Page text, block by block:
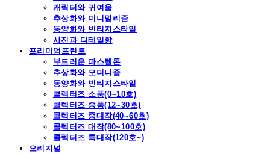
캐릭터와 귀여움
추상화와 미니멀리즘
동양화와 빈티지스타일
사진과 디테일함
프리미엄프린트
부드러운 파스텔톤
추상화와 모더니즘
동양화와 빈티지스타일
콜렉터즈 소품(0~10호)
콜렉터즈 중품(12~30호)
콜렉터즈 중대작(40~60호)
콜렉터즈 대작(80~100호)
콜렉터즈 특대작(120호~)
오리지널